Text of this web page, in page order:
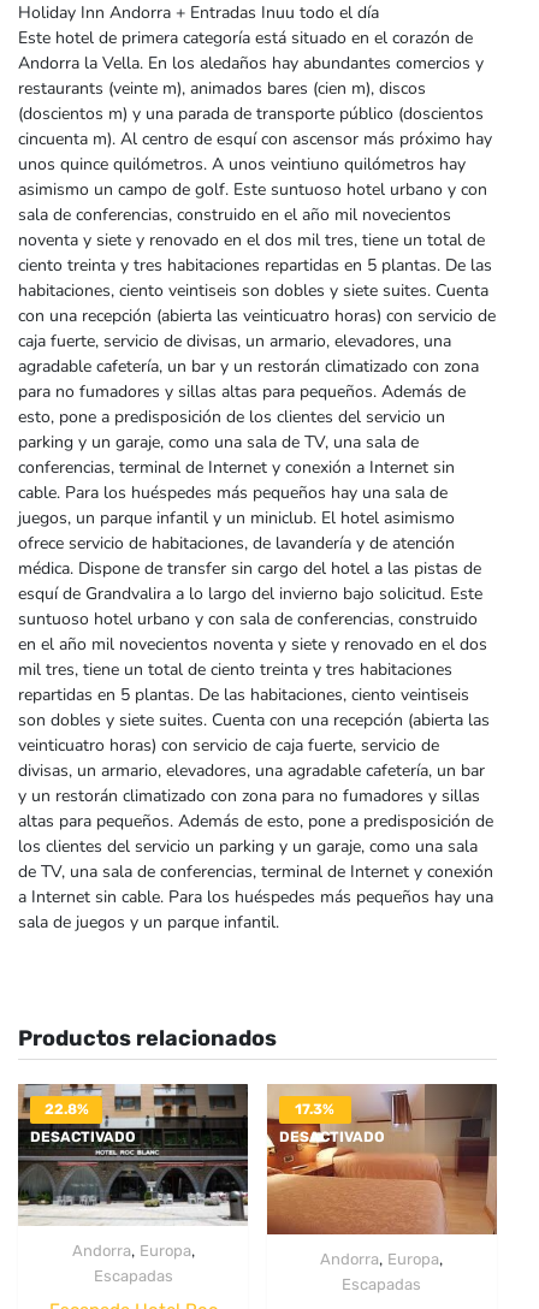
Holiday Inn Andorra + Entradas Inuu todo el día
Este hotel de primera categoría está situado en el corazón de
Andorra la Vella. En los aledaños hay abundantes comercios y
restaurants (veinte m), animados bares (cien m), discos
(doscientos m) y una parada de transporte público (doscientos
cincuenta m). Al centro de esquí con ascensor más próximo hay
unos quince quilómetros. A unos veintiuno quilómetros hay
asimismo un campo de golf. Este suntuoso hotel urbano y con
sala de conferencias, construido en el año mil novecientos
noventa y siete y renovado en el dos mil tres, tiene un total de
ciento treinta y tres habitaciones repartidas en 5 plantas. De las
habitaciones, ciento veintiseis son dobles y siete suites. Cuenta
con una recepción (abierta las veinticuatro horas) con servicio de
caja fuerte, servicio de divisas, un armario, elevadores, una
agradable cafetería, un bar y un restorán climatizado con zona
para no fumadores y sillas altas para pequeños. Además de
esto, pone a predisposición de los clientes del servicio un
parking y un garaje, como una sala de TV, una sala de
conferencias, terminal de Internet y conexión a Internet sin
cable. Para los huéspedes más pequeños hay una sala de
juegos, un parque infantil y un miniclub. El hotel asimismo
ofrece servicio de habitaciones, de lavandería y de atención
médica. Dispone de transfer sin cargo del hotel a las pistas de
esquí de Grandvalira a lo largo del invierno bajo solicitud. Este
suntuoso hotel urbano y con sala de conferencias, construido
en el año mil novecientos noventa y siete y renovado en el dos
mil tres, tiene un total de ciento treinta y tres habitaciones
repartidas en 5 plantas. De las habitaciones, ciento veintiseis
son dobles y siete suites. Cuenta con una recepción (abierta las
veinticuatro horas) con servicio de caja fuerte, servicio de
divisas, un armario, elevadores, una agradable cafetería, un bar
y un restorán climatizado con zona para no fumadores y sillas
altas para pequeños. Además de esto, pone a predisposición de
los clientes del servicio un parking y un garaje, como una sala
de TV, una sala de conferencias, terminal de Internet y conexión
a Internet sin cable. Para los huéspedes más pequeños hay una
sala de juegos y un parque infantil.
Productos relacionados
22.8%
DESACTIVADO
Andorra, Europa,
Escapadas
17.3%
DESACTIVADO
Andorra, Europa,
Escapadas